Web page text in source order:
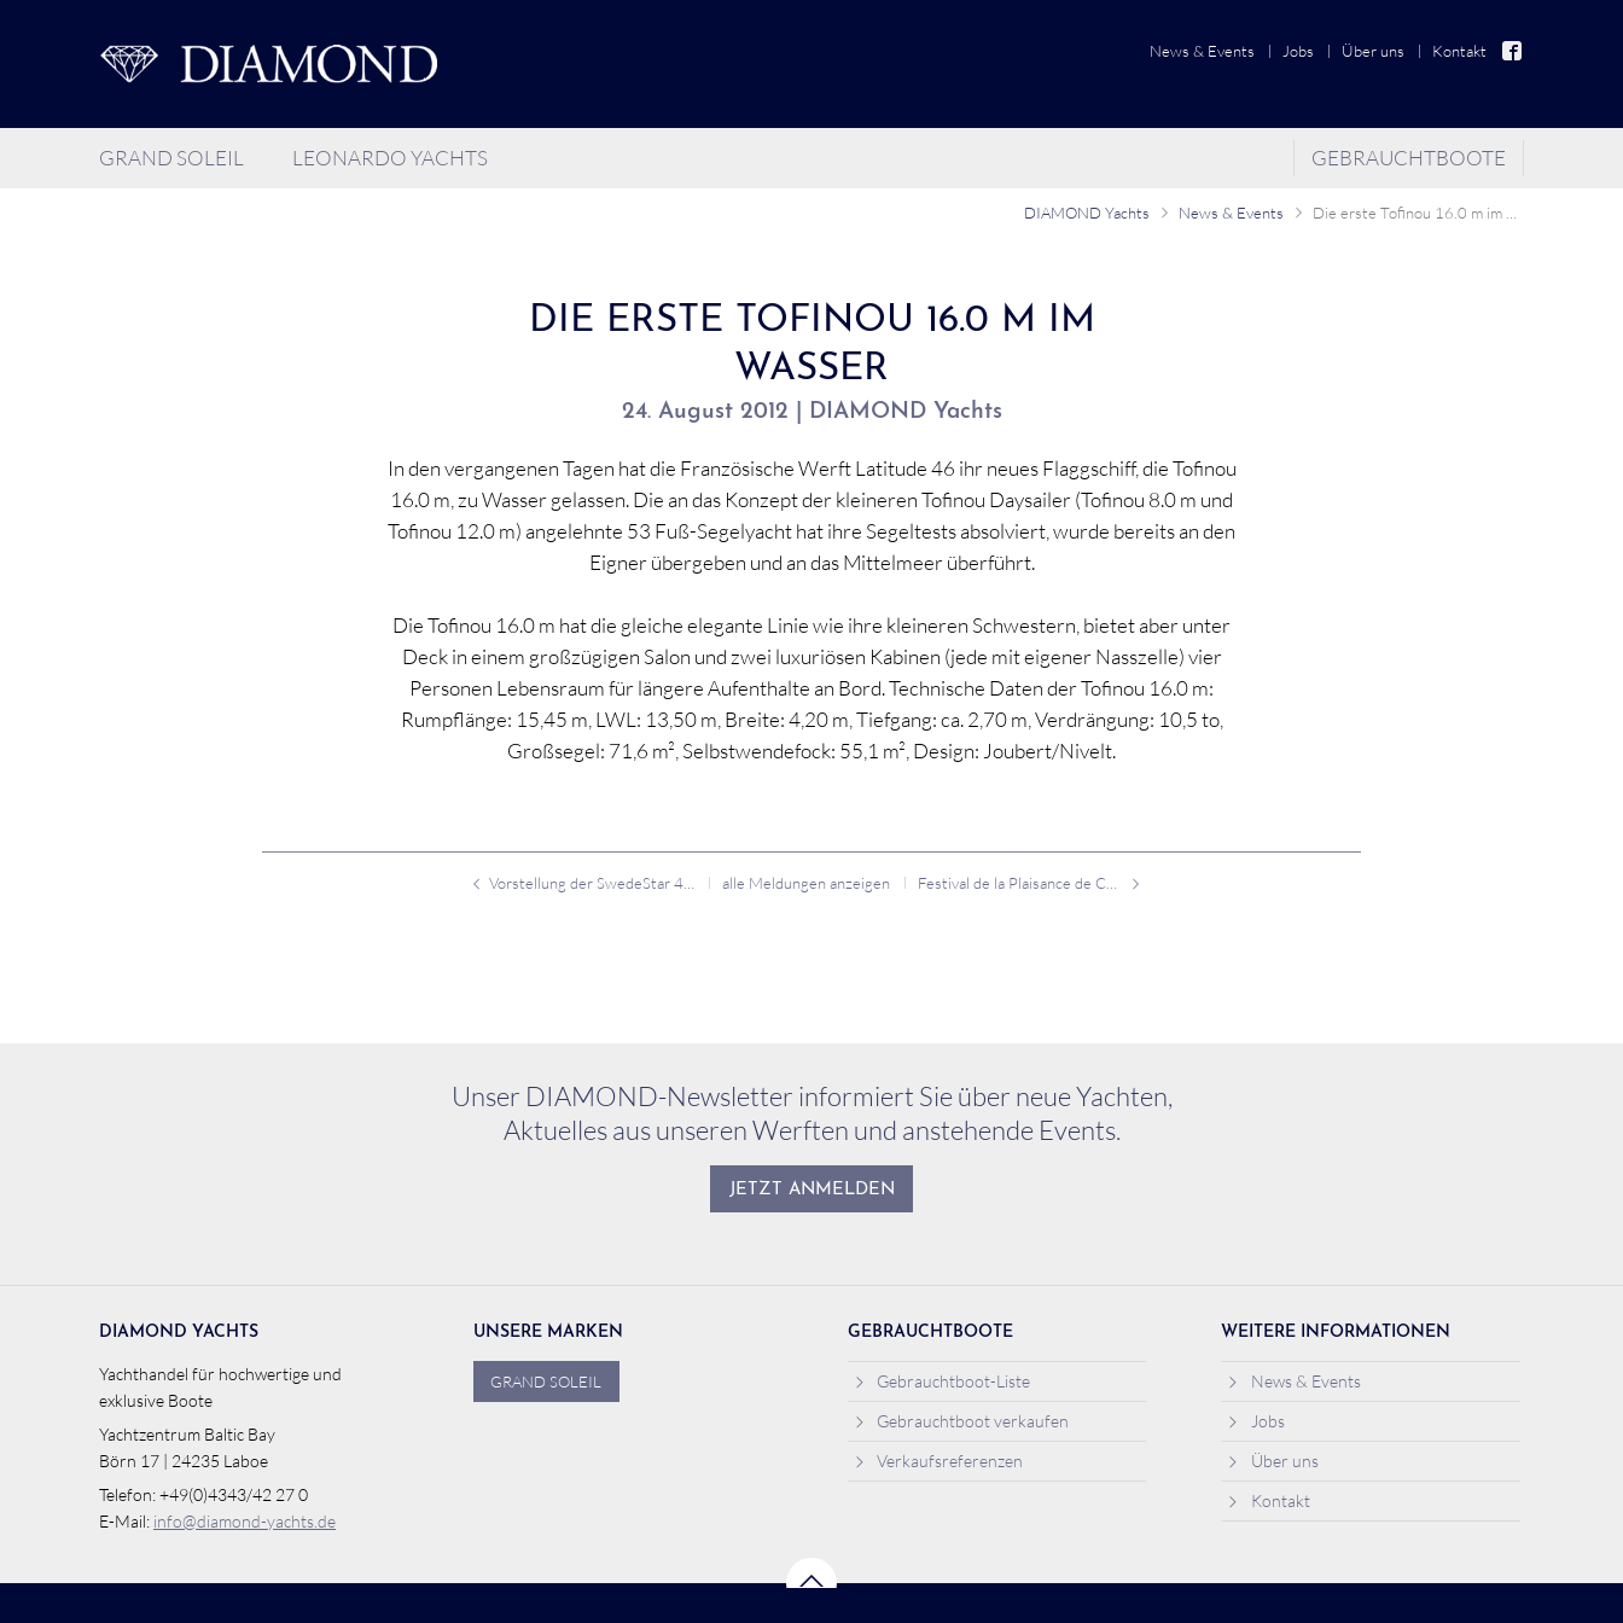
News & Events Jobs Über uns Kontakt
GRAND SOLEIL LEONARDO YACHTS GEBRAUCHTBOOTE
DIAMOND Yachts News & Events
DIE ERSTE TOFINOU 16.0 M IM
WASSER
24. August 2012 | DIAMOND Yachts
In den vergangenen Tagen hat die Französische Werft Latitude 46 ihr neues Flaggschiff, die Tofinou
16.0 m, zu Wasser gelassen. Die an das Konzept der kleineren Tofinou Daysailer (Tofinou 8.0 m und
Tofinou 12.0 m) angelehnte 53 Fuß-Segelyacht hat ihre Segeltests absolviert, wurde bereits an den
Eigner übergeben und an das Mittelmeer überführt.
Die Tofinou 16.0 m hat die gleiche elegante Linie wie ihre kleineren Schwestern, bietet aber unter
Deck in einem großzügigen Salon und zwei luxuriösen Kabinen (jede mit eigener Nasszelle) vier
Personen Lebensraum für längere Aufenthalte an Bord. Technische Daten der Tofinou 16.0 m:
Rumpflänge: 15,45 m, LWL: 13,50 m, Breite: 4,20 m, Tiefgang: ca. 2,70 m, Verdrängung: 10,5 to,
Großsegel: 71,6 m², Selbstwendefock: 55,1 m², Design: Joubert/Nivelt.
Vorstellung der SwedeStar 415 alle Meldungen anzeigen Festival de la Plaisance de Cannes 2012
Unser DIAMOND-Newsletter informiert Sie über neue Yachten,
Aktuelles aus unseren Werften und anstehende Events.
JETZT ANMELDEN
DIAMOND YACHTS
Yachthandel für hochwertige und
exklusive Boote
Yachtzentrum Baltic Bay
Börn 17 | 24235 Laboe
Telefon: +49(0)4343/42 27 0
E-Mail: info@diamond-yachts.de
UNSERE MARKEN
GRAND SOLEIL
GEBRAUCHTBOOTE
Gebrauchtboot-Liste
Gebrauchtboot verkaufen
Verkaufsreferenzen
WEITERE INFORMATIONEN
News & Events
Jobs
Über uns
Kontakt